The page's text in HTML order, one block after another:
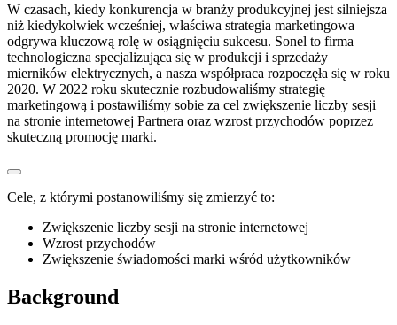
W czasach, kiedy konkurencja w branży produkcyjnej jest silniejsza
niż kiedykolwiek wcześniej, właściwa strategia marketingowa
odgrywa kluczową rolę w osiągnięciu sukcesu. Sonel to firma
technologiczna specjalizująca się w produkcji i sprzedaży
mierników elektrycznych, a nasza współpraca rozpoczęła się w roku
2020. W 2022 roku skutecznie rozbudowaliśmy strategię
marketingową i postawiliśmy sobie za cel zwiększenie liczby sesji
na stronie internetowej Partnera oraz wzrost przychodów poprzez
skuteczną promocję marki.
Cele, z którymi postanowiliśmy się zmierzyć to:
Zwiększenie liczby sesji na stronie internetowej
Wzrost przychodów
Zwiększenie świadomości marki wśród użytkowników
Background